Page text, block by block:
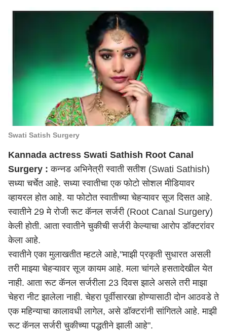
Swati Satish Surgery
Kannada actress Swati Sathish Root Canal
Surgery : कन्नड अभिनेत्रीस्वाती सतीश (Swati Sathish)
सध्या चर्चेत आहे. सध्या स्वातीचा एक फोटो सोशल मीडियावर
व्हायरल होत आहे. या फोटोत स्वातीच्या चेहऱ्यावर सूज दिसत आहे.
स्वातीने 29 मे रोजी रूट कॅनल सर्जरी (Root Canal Surgery)
केली होती. आता स्वातीने चुकीची सर्जरी केल्याचा आरोप डॉक्टरांवर
केला आहे.
स्वातीने एका मुलाखतीत म्हटले आहे,"माझी प्रकृती सुधारत असली
तरी माझ्या चेहऱ्यावर सूज कायम आहे. मला चांगले हसतादेखील येत
नाही. आता रूट कॅनल सर्जरीला 23 दिवस झाले असले तरी माझा
चेहरा नीट झालेला नाही. चेहरा पूर्वीसारखा होण्यासाठी दोन आठवडे ते
एक महिन्याचा कालावधी लागेल, असे डॉक्टरांनी सांगितले आहे. माझी
रूट कॅनल सर्जरी चुकीच्या पद्धतीने झाली आहे".